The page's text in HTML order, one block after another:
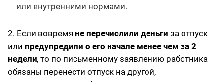
или внутренними нормами.
2. Если вовремя не перечислили деньги за отпуск
или предупредили о его начале менее чем за 2
недели, то по письменному заявлению работника
обязаны перенести отпуск на другой,